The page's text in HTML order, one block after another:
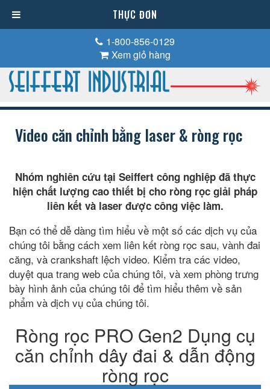
1-800-856-0129
Xem giỏ hàng
Video căn chỉnh bằng laser & ròng rọc
Nhóm nghiên cứu tại Seiffert công nghiệp đã thực
hiện chất lượng cao thiết bị cho ròng rọc giải pháp
liên kết và laser được công việc làm.
Bạn có thể dễ dàng tìm hiểu về một số các dịch vụ của
chúng tôi bằng cách xem liên kết ròng rọc sau, vành đai
căng, và crankshaft lệch video. Kiểm tra các video,
duyệt qua trang web của chúng tôi, và xem phòng trưng
bày hình ảnh của chúng tôi để tìm hiểu thêm về sản
phẩm và dịch vụ của chúng tôi.
Ròng rọc PRO Gen2 Dụng cụ
căn chỉnh dây đai & dẫn động
ròng rọc
THỰC ĐƠN